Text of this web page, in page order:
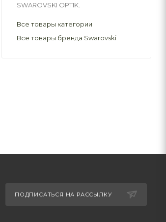
SWAROVSKI OPTIK.
Все товары категории
Все товары бренда Swarovski
ПОДПИСАТЬСЯ НА РАССЫЛКУ